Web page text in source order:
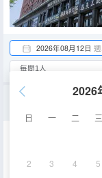
2026年08月12日
2026
日 一 二 三
2 3 4 5